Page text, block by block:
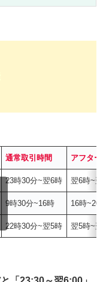
通常取引時間 アフター
23時30分~翌6時 翌6時~翌
9時30分~16時 16時~20
22時30分~翌5時 翌5時~翌